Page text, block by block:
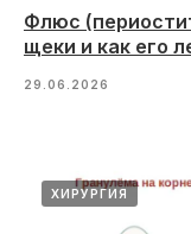
Флюс
щеки и как его
29.06.2026
ХИРУРГИЯ